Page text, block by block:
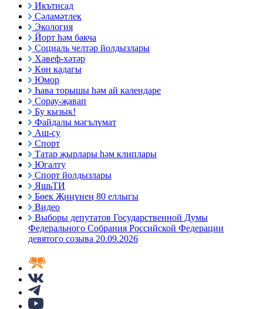
Икътисад
Сәламәтлек
Экология
Йорт һәм бакча
Социаль челтәр йолдызлары
Хәвеф-хәтәр
Көн кадагы
Юмор
Һава торышы һәм ай календаре
Сорау-җавап
Бу кызык!
Файдалы мәгълүмат
Аш-су
Спорт
Татар җырлары һәм клиплары
Югалту
Спорт йолдызлары
ЯшьТИ
Бөек Җиңүнең 80 еллыгы
Видео
Выборы депутатов Государственной Думы
Федерального Собрания Российской Федерации
девятого созыва 20.09.2026